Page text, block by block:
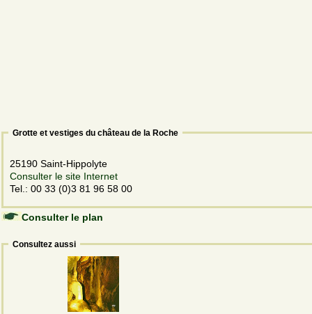
Grotte et vestiges du château de la Roche
25190 Saint-Hippolyte
Consulter le site Internet
Tel.: 00 33 (0)3 81 96 58 00
Consulter le plan
Consultez aussi